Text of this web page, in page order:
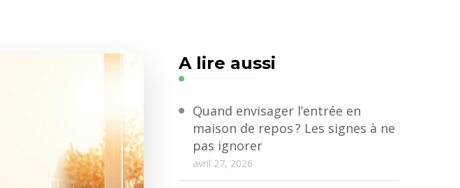
A lire aussi
Quand envisager l’entrée en
maison de repos ? Les signes à ne
pas ignorer
avril 27, 2026